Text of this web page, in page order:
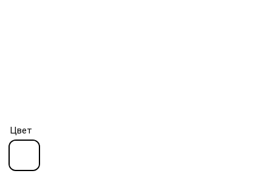
Цвет